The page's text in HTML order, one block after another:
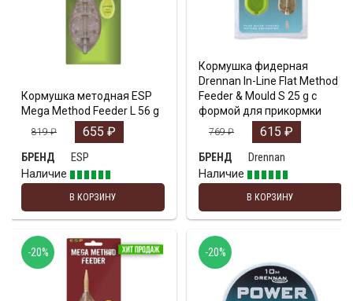
Кормушка методная ESP
Mega Method Feeder L 56 g
819₽ 655 ₽
БРЕНД
ESP
Наличие
В КОРЗИНУ
Кормушка фидерная
Drennan In-Line Flat Method
Feeder & Mould S 25 g с
формой для прикормки
769₽ 615 ₽
БРЕНД
Drennan
Наличие
В КОРЗИНУ
-20% -20%